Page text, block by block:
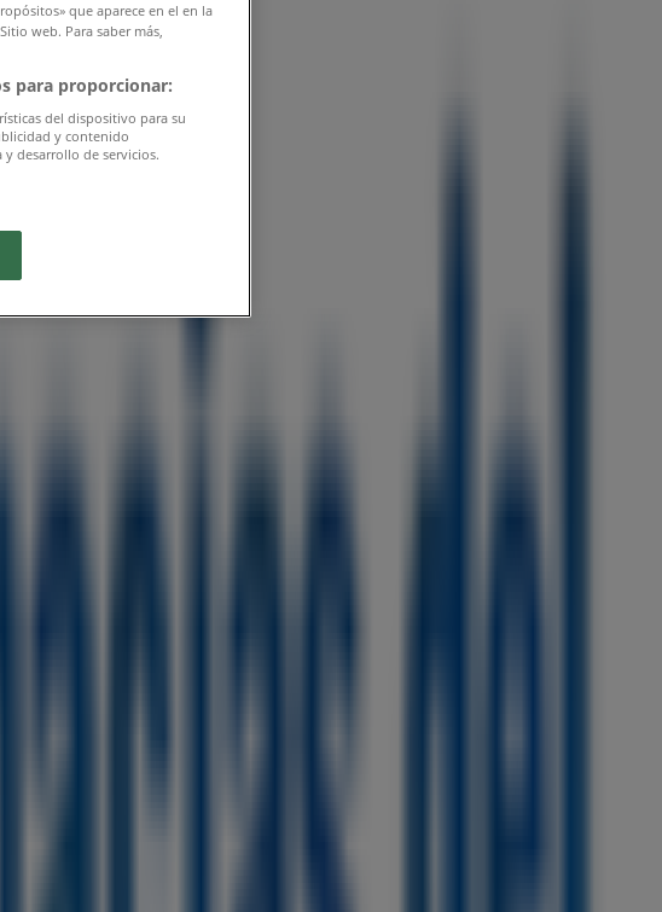
que aparece en el en la
web. Para saber más,
para proporcionar:
del dispositivo para su
y contenido
desarrollo de servicios.